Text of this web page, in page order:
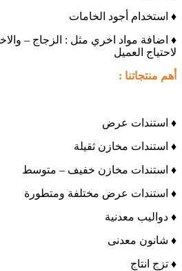
♦ استخدام أجود الخامات
♦ اضافة مواد اخري مثل : الزجاج –
لاحتياج العميل
أهم منتجاتنا :
♦ استندات عرض
♦ استندات مخازن ثقيلة
♦ استندات مخازن خفيف – متوسط
♦ استندات عرض مختلفة ومتطورة
♦ دواليب معدنية
♦ شانون معدنى
♦ تزج انتاج